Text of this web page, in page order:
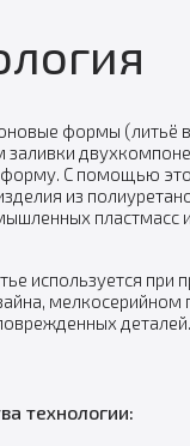
формы (литьё
заливки
С помощью
из
пластмасс
используется при
мелкосерийном
деталей.
технологии: